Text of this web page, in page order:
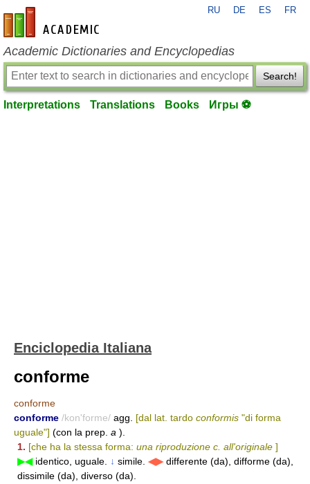
en-academic.com
RU DE ES FR
Academic Dictionaries and Encyclopedias
Search!
Interpretations Translations Books Игры ⚽
Enciclopedia Italiana
conforme
conforme
conforme /kon'forme/ agg. [dal lat. tardo conformis "di forma
uguale"] (con la prep. a ).
1. [che ha la stessa forma: una riproduzione c. all'originale ]
▶◀identico, uguale. ↓ simile. ◀▶differente (da), difforme (da),
dissimile (da), diverso (da).